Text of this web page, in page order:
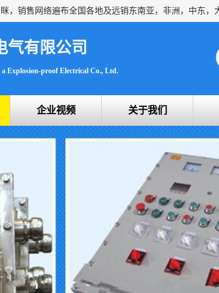
气有限公司
Explosion-proof Electrical Co., Ltd.
企业视频 关于我们